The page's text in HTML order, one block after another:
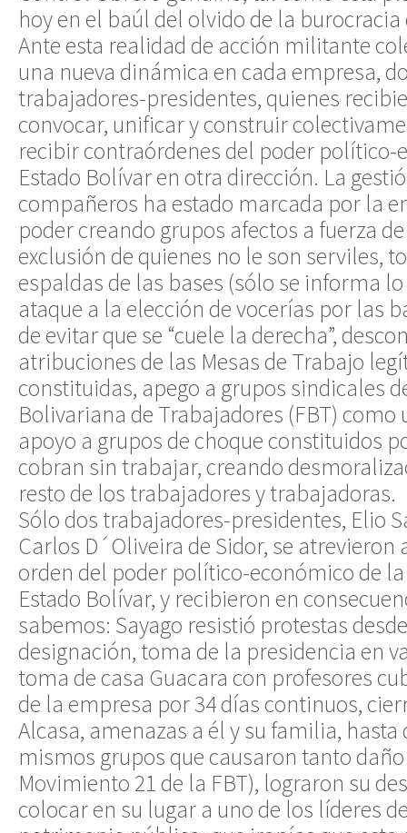
hoy en el baúl del olvido de la
Ante esta realidad de acción militante
una nueva dinámica en cada empresa,
trabajadores-presidentes, quienes
convocar, unificar y construir
recibir contraórdenes del poder político-
Estado Bolívar en otra dirección. La
compañeros ha estado marcada por la
poder creando grupos afectos a fuerza
exclusión de quienes no le son serviles,
espaldas de las bases (sólo se informa
ataque a la elección de vocerías por las
de evitar que se “cuele la derecha”,
atribuciones de las Mesas de Trabajo
constituidas, apego a grupos sindicales
Bolivariana de Trabajadores (FBT)
apoyo a grupos de choque constituidos
cobran sin trabajar, creando
resto de los trabajadores y trabajadoras.
Sólo dos trabajadores-presidentes, Elio
Carlos D´Oliveira de Sidor, se atrevieron
orden del poder político-económico de
Estado Bolívar, y recibieron en
sabemos: Sayago resistió protestas
designación, toma de la presidencia en
toma de casa Guacara con profesores
de la empresa por 34 días continuos,
Alcasa, amenazas a él y su familia,
mismos grupos que causaron tanto
Movimiento 21 de la FBT), lograron su
colocar en su lugar a uno de los líderes